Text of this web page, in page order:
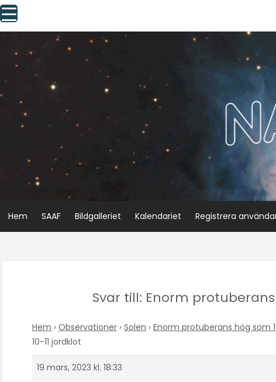
Skip
to
content
Hem SAAF Bildgalleriet Kalendariet Registrera
Svar till: Enorm
Hem › Observationer › Solen › Enorm protuberans hög som
10-11 jordklot
19 mars, 2023 kl. 18:33